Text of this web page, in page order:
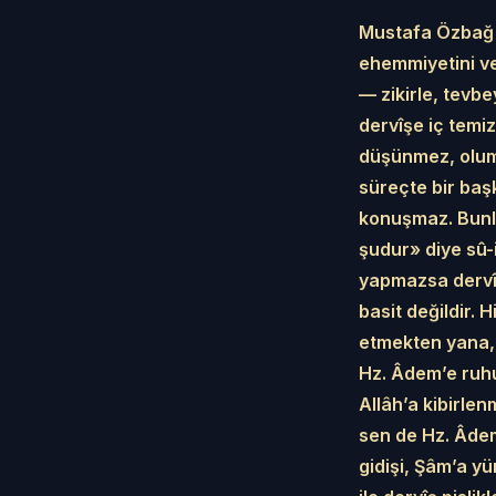
Mustafa
ehemmiyetini
— zikirle,
dervîşe iç
düşünmez,
süreçte bir
konuşmaz.
şudur» diye
yapmazsa
basit değildir.
etmekten
Hz. Âdem’e
Allâh’a
sen de Hz.
gidişi, Şâm’a